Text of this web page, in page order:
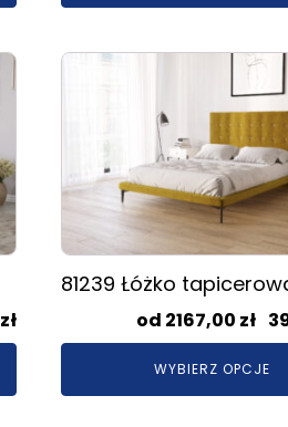
2350,00 zł
5720,00 zł
złZakres
cen:
2446,00 zł
81239 Łóżko
2167,00 zł
WYBIERZ OPCJE
Ten
wariantów.
Opcje
można
wybrać
na
stronie